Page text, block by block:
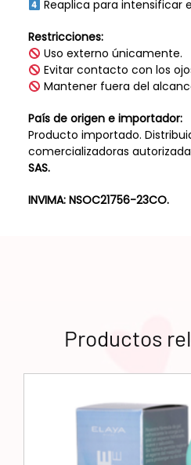
Reaplica para intensificar
Restricciones:
Uso externo únicamente.
Evitar contacto con los
Mantener fuera del
País de origen e importador:
Producto importado.
comercializadoras
SAS.
INVIMA: NSOC21756-23CO.
Productos